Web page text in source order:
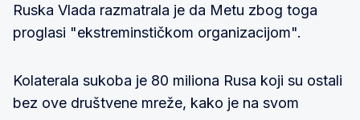
Ruska Vlada razmatrala je da Metu zbog toga
proglasi "ekstreminstičkom organizacijom".
Kolaterala sukoba je 80 miliona Rusa koji su ostali
bez ove društvene mreže, kako je na svom